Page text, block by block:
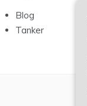
Blog
Tanker